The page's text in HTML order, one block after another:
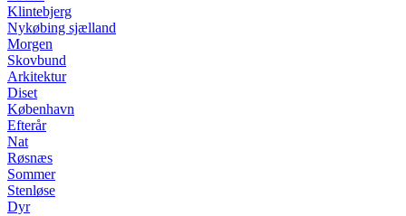
Klintebjerg
Nykøbing sjælland
Morgen
Skovbund
Arkitektur
Diset
København
Efterår
Nat
Røsnæs
Sommer
Stenløse
Dyr